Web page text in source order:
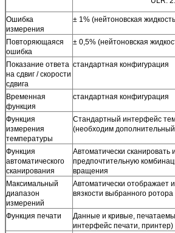
Ошибка
измерения
± 1% (нейтоновская
Повторяющаяся
ошибка
± 0,5% (нейтоновская
Показание ответа
на сдвиг / скорости
сдвига
стандартная конфигурация
Временная
функция
стандартная конфигурация
Функция
измерения
температуры
Стандартный интерфейс
(необходим
Функция
автоматического
сканирования
Автоматически сканировать
предпочтительную
вращения
Максимальный
диапазон
измерений
Автоматически отображает
вязкости выбранного ротора
Функция печати
Данные и кривые,
интерфейс печати, принтер)